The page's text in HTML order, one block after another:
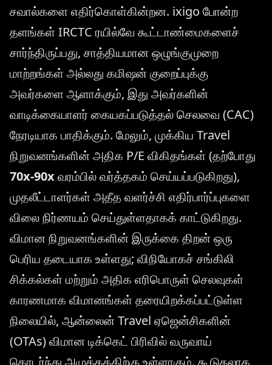
சவால்களை எதிர்கொள்கின்றன. ixigo போன்ற
தளங்கள் IRCTC ரயில்வே கூட்டாண்மைகளைச்
சார்ந்திருப்பது, சாத்தியமான ஒழுங்குமுறை
மாற்றங்கள் அல்லது கமிஷன் குறைப்புக்கு
அவர்களை ஆளாக்கும், இது அவர்களின்
வாடிக்கையாளர் கையகப்படுத்தல் செலவை (CAC)
நேரடியாக பாதிக்கும். மேலும், முக்கிய Travel
நிறுவனங்களின் அதிக P/E விகிதங்கள் (தற்போது
70x-90xவரம்பில் வர்த்தகம் செய்யப்படுகிறது),
முதலீட்டாளர்கள் அதீத வளர்ச்சி எதிர்பார்ப்புகளை
விலை நிர்ணயம் செய்துள்ளதாகக் காட்டுகிறது.
விமான நிறுவனங்களின் இருக்கை திறன் ஒரு
பெரிய தடையாக உள்ளது; விநியோகச் சங்கிலி
சிக்கல்கள் மற்றும் அதிக எரிபொருள் செலவுகள்
காரணமாக விமானங்கள் தரையிறக்கப்பட்டுள்ள
நிலையில், ஆன்லைன் Travel ஏஜென்சிகளின்
(OTAs) விமான டிக்கெட் பிரிவில் வருவாய்